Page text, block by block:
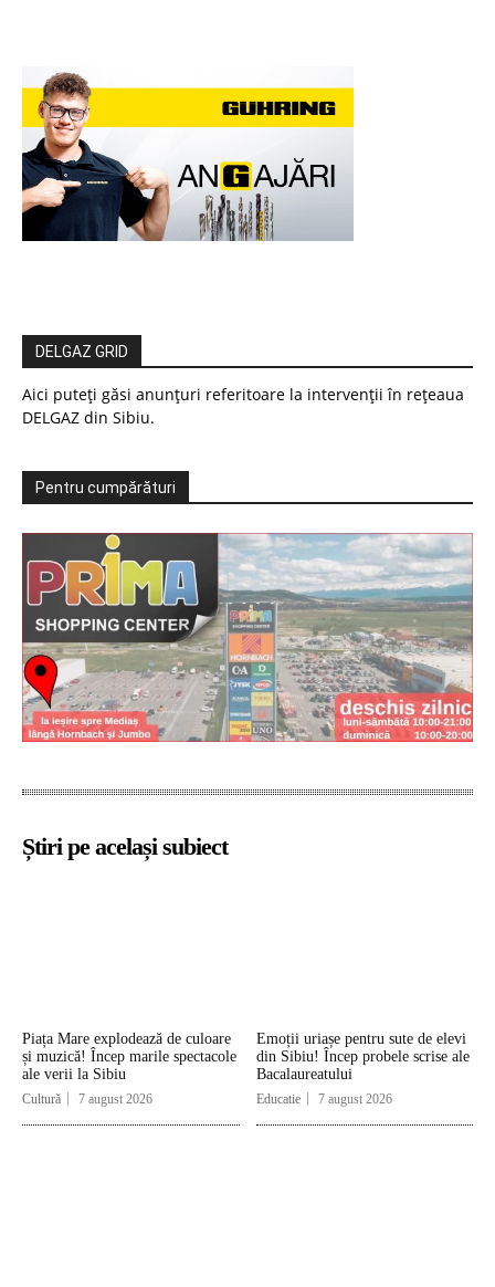
DELGAZ GRID
Aici puteți găsi anunțuri referitoare la intervenții în rețeaua
DELGAZ din Sibiu.
Pentru cumpărături
Știri pe același subiect
Piața Mare explodează de culoare
și muzică! Încep marile spectacole
ale verii la Sibiu
Cultură 7 august 2026
Emoții uriașe pentru sute de elevi
din Sibiu! Încep probele scrise ale
Bacalaureatului
Educatie 7 august 2026